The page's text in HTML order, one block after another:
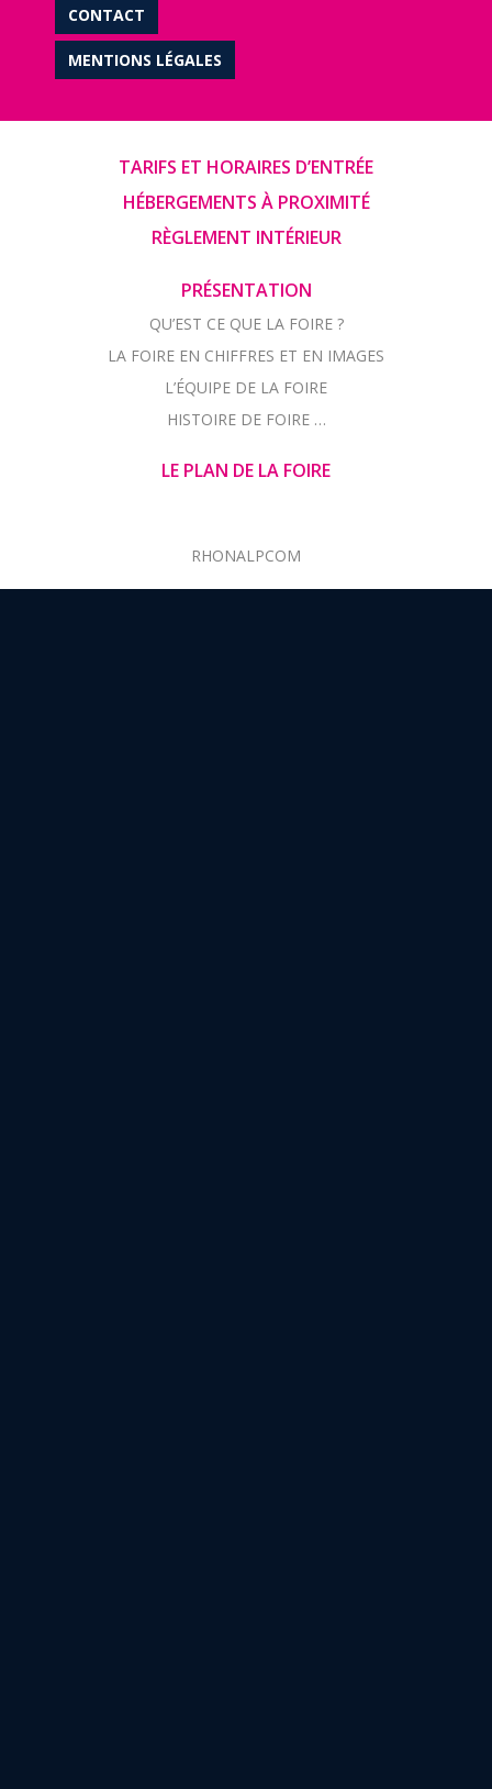
CONTACT
MENTIONS LÉGALES
TARIFS ET HORAIRES D’ENTRÉE
HÉBERGEMENTS À PROXIMITÉ
RÈGLEMENT INTÉRIEUR
PRÉSENTATION
QU’EST CE QUE LA FOIRE ?
LA FOIRE EN CHIFFRES ET EN IMAGES
L’ÉQUIPE DE LA FOIRE
HISTOIRE DE FOIRE …
LE PLAN DE LA FOIRE
RHONALPCOM